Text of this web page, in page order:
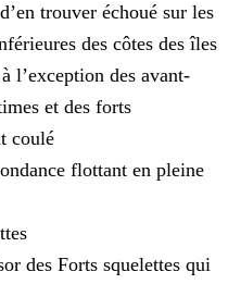
trouver échoué sur les
des côtes des îles
l’exception des avant-
et des forts
coulé
flottant en pleine
des Forts squelettes qui